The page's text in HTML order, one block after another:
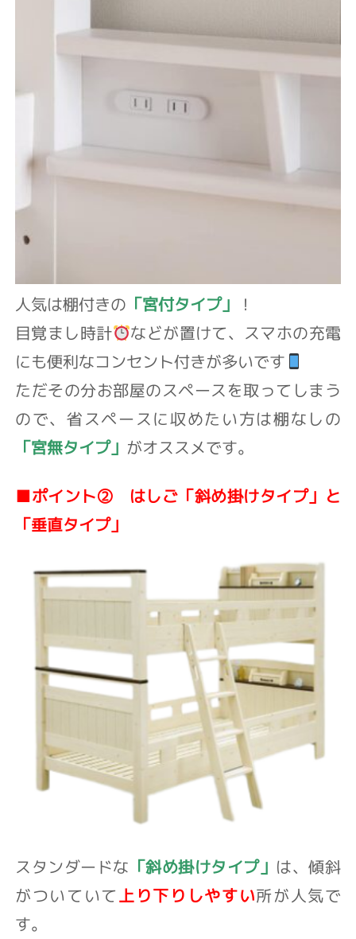
人気は棚付きの 「宮付タイプ」
！
目覚まし時計
などが置けて、スマホの充電
にも便利なコンセント付きが多いです
ただその分お部屋のスペースを取ってしまう
ので、省スペースに収めたい方は棚なしの
「宮無タイプ」 がオススメです。
■ポイント② はしご「斜め掛けタイプ」と
「垂直タイプ」
スタンダードな 「斜め掛けタイプ」 は、傾斜
がついていて上り下りしやすい所が人気で
す。